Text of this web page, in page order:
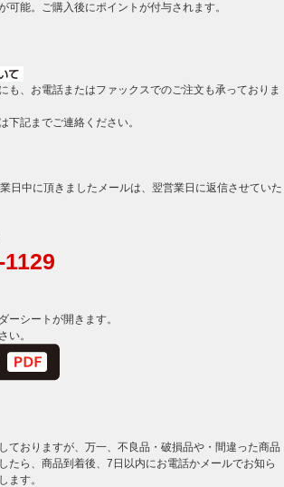
可能。ご購入後にポイントが付与されます。
も、お電話またはファックスでのご注文も承っておりま
下記までご連絡ください。
日中に頂きましたメールは、翌営業日に返信させていた
ーシートが開きます。
い。
ておりますが、万一、不良品・破損品や・間違った商品
たら、商品到着後、7日以内にお電話かメールでお知ら
ます。